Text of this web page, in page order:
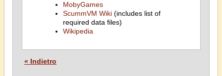
MobyGames
ScummVM Wiki(includes list of
required data files)
Wikipedia
« Indietro